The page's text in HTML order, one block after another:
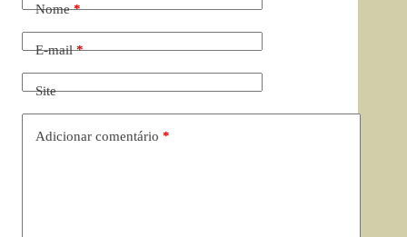
Nome*
E-mail*
Site
Adicionar comentário *